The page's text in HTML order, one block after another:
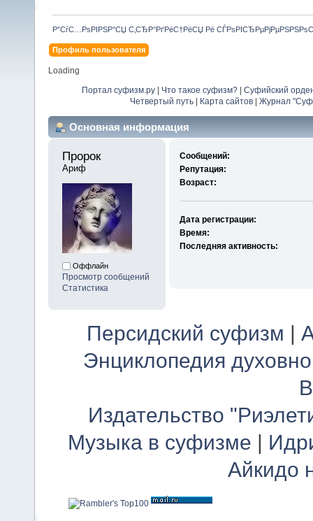
Р”СѓС…РѕРІРЅР°СЏ С‚СЂР°РґРёС†РёСЏ Рё
Профиль пользователя
Loading
Портал суфизм.ру Что такое суфизм?
Суфийский
Четвертый путь| Карта сайтов| Журнал
Основная информация
Пророк
Ариф
Оффлайн
Просмотр сообщений
Статистика
Сообщений:
Репутация:
Возраст:
Дата регистрации:
Время:
Последняя активность:
Персидский суфизм |
Энциклопедия
Издательство
Музыка в суфизме |
Айкидо